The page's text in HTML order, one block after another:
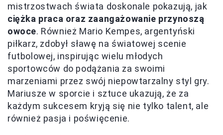
mistrzostwach świata doskonale pokazują, jak
ciężka praca oraz zaangażowanie przynoszą
owoce. Również Mario Kempes, argentyński
piłkarz, zdobył sławę na światowej scenie
futbolowej, inspirując wielu młodych
sportowców do podążania za swoimi
marzeniami przez swój niepowtarzalny styl gry.
Mariusze w sporcie i sztuce ukazują, że za
każdym sukcesem kryją się nie tylko talent, ale
również pasja i poświęcenie.